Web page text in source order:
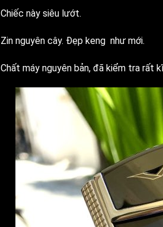
Chiếc này siêu lướt.
Zin nguyên cây. Đẹp keng như mới.
Chất máy nguyên bản, đã kiểm tra rất